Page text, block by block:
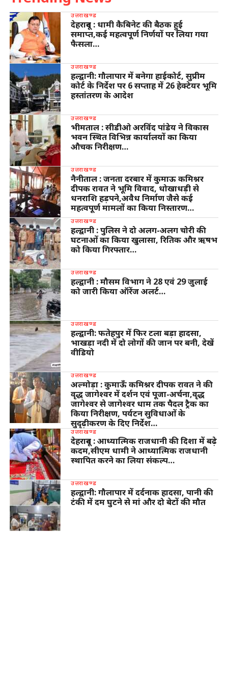
उत्तराखण्ड
देहरादून : धामी कैबिनेट की बैठक हुई
समाप्त,कई महत्वपूर्ण निर्णयों पर लिया गया
फैसला…
उत्तराखण्ड
हल्द्वानी: गौलापार में बनेगा हाईकोर्ट, सुप्रीम
कोर्ट के निर्देश पर 6 सप्ताह में 26 हेक्टेयर भूमि
हस्तांतरण के आदेश
उत्तराखण्ड
भीमताल : सीडीओ अरविंद पांडेय ने विकास
भवन स्थित विभिन्न कार्यालयों का किया
औचक निरीक्षण…
उत्तराखण्ड
नैनीताल : जनता दरबार में कुमाऊ कमिश्नर
दीपक रावत ने भूमि विवाद, धोखाधड़ी से
धनराशि हड़पने,अवैध निर्माण जैसे कई
महत्वपूर्ण मामलों का किया निस्तारण…
उत्तराखण्ड
हल्द्वानी : पुलिस ने दो अलग-अलग चोरी की
घटनाओं का किया खुलासा, रितिक और ऋषभ
को किया गिरफ्तार…
उत्तराखण्ड
हल्द्वानी : मौसम विभाग ने 28 एवं 29 जुलाई
को जारी किया ऑरेंज अलर्ट…
उत्तराखण्ड
हल्द्वानी: फतेहपुर में फिर टला बड़ा हादसा,
भाखड़ा नदी में दो लोगों की जान पर बनी, देखें
वीडियो
उत्तराखण्ड
अल्मोड़ा : कुमाऊँ कमिश्नर दीपक रावत ने की
वृद्ध जागेश्वर में दर्शन एवं पूजा-अर्चना,वृद्ध
जागेश्वर से जागेश्वर धाम तक पैदल ट्रैक का
किया निरीक्षण, पर्यटन सुविधाओं के
सुदृढ़ीकरण के दिए निर्देश…
उत्तराखण्ड
देहरादून : आध्यात्मिक राजधानी की दिशा में बढ़े
कदम,सीएम धामी ने आध्यात्मिक राजधानी
स्थापित करने का लिया संकल्प…
उत्तराखण्ड
हल्द्वानी: गौलापार में दर्दनाक हादसा, पानी की
टंकी में दम घुटने से मां और दो बेटों की मौत